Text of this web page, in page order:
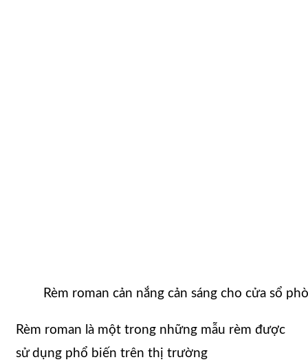
Rèm roman cản nắng cản sáng cho cửa sổ
Rèm roman là một trong những mẫu rèm được
sử dụng phổ biến trên thị trường